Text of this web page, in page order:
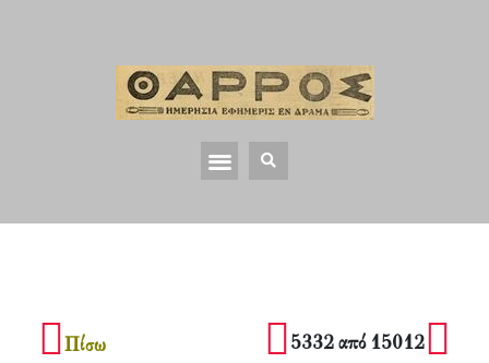
Πίσω 5332 από 15012